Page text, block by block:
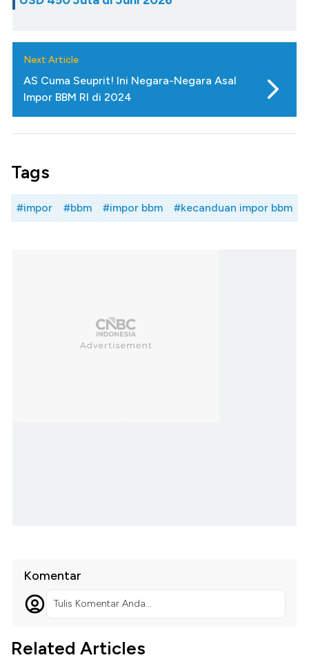
Next Article
AS Cuma Seuprit! Ini Negara-Negara Asal
Impor BBM RI di 2024
Tags
#impor #bbm #impor bbm #kecanduan impor bbm
Komentar
Tulis Komentar Anda...
Related Articles